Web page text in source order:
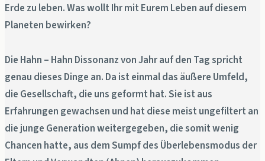
Erde zu leben. Was wollt Ihr mit Eurem Leben auf diesem
Planeten bewirken?
Die Hahn – Hahn Dissonanz von Jahr auf den Tag spricht
genau dieses Dinge an. Da ist einmal das äußere Umfeld,
die Gesellschaft, die uns geformt hat. Sie ist aus
Erfahrungen gewachsen und hat diese meist ungefiltert an
die junge Generation weitergegeben, die somit wenig
Chancen hatte, aus dem Sumpf des Überlebensmodus der